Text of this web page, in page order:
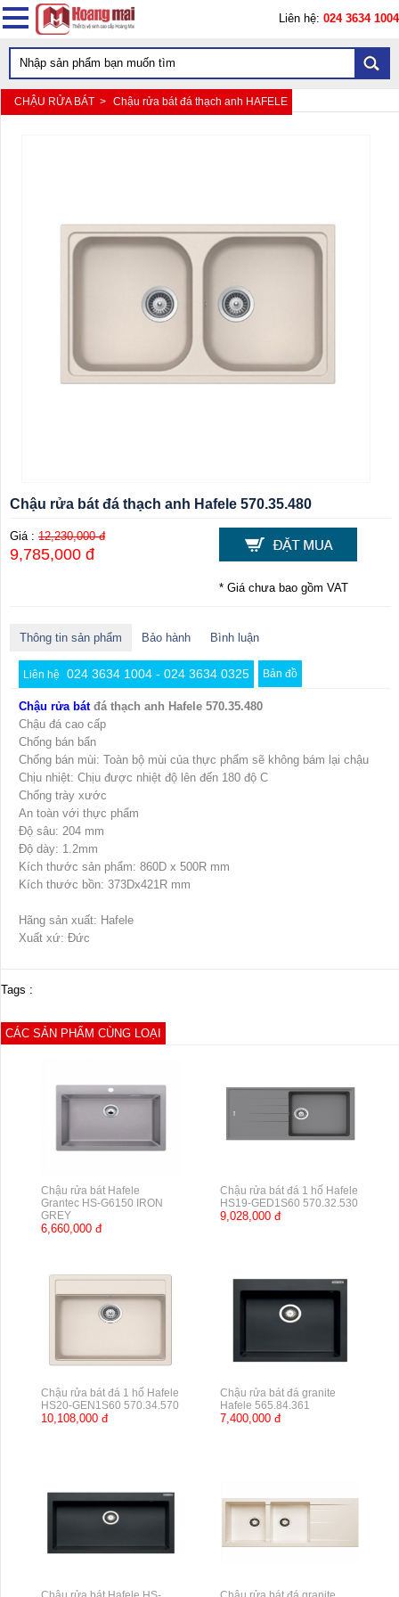
Liên hệ: 024 3634 1004
CHẬU RỬA BÁT > Chậu rửa bát đá thạch anh HAFELE
Chậu rửa bát đá thạch anh Hafele 570.35.480
Giá : 12,230,000 đ
9,785,000 đ
* Giá chưa bao gồm VAT
Thông tin sản phẩm Bảo hành Bình luận
Liên hệ 024 3634 1004 - 024 3634 0325 Bản đồ
Chậu rửa bátđá thạch anh Hafele 570.35.480
Chậu đá cao cấp
Chống bán bẩn
Chống bán mùi: Toàn bộ mùi của thực phẩm sẽ không bám lại chậu
Chịu nhiệt: Chịu được nhiệt độ lên đến 180 độ C
Chống trày xước
An toàn với thực phẩm
Độ sâu: 204 mm
Độ dày: 1.2mm
Kích thước sản phẩm: 860D x 500R mm
Kích thước bồn: 373Dx421R mm
Hãng sản xuất: Hafele
Xuất xứ: Đức
Tags :
CÁC SẢN PHẨM CÙNG LOẠI
Chậu rửa bát Hafele
Grantec HS-G6150 IRON
GREY
6,660,000 đ
Chậu rửa bát đá 1 hố Hafele
HS19-GED1S60 570.32.530
9,028,000 đ
Chậu rửa bát đá 1 hố Hafele
HS20-GEN1S60 570.34.570
10,108,000 đ
Chậu rửa bát đá granite
Hafele 565.84.361
7,400,000 đ